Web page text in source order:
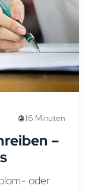
16 Minuten
–
oder